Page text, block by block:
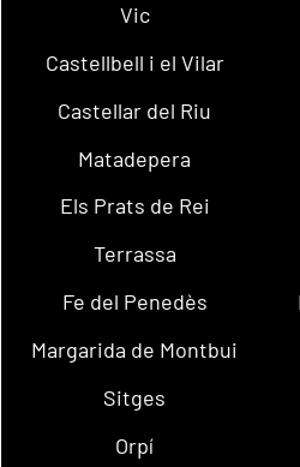
Vic
Castellbell i el Vilar
Castellar del Riu
Matadepera
Els Prats de Rei
Terrassa
Fe del Penedès
Margarida de Montbui
Sitges
Orpí